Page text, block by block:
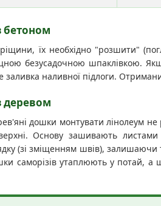
бетоном
їх необхідно "розшити"
безусадочною шпаклівкою.
наливної підлоги.
деревом
дошки монтувати лінолеум
Основу зашивають
(зі зміщенням швів),
саморізів утаплюють у потай, а